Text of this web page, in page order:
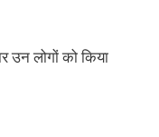
उन लोगों को किया